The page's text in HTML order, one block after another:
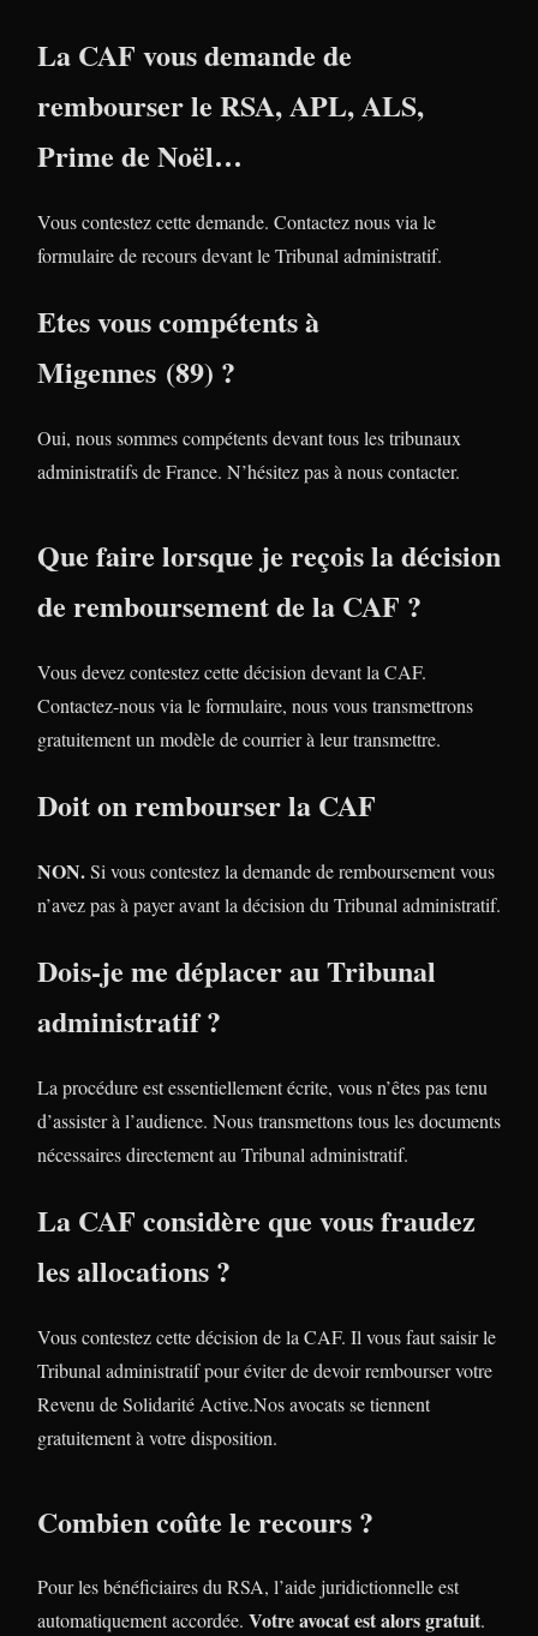
La CAF vous demande de
rembourser le RSA, APL, ALS,
Prime de Noël…
Vous contestez cette demande. Contactez nous via le
formulaire de recours devant le Tribunal administratif.
Etes vous compétents à
Migennes (89) ?
Oui, nous sommes compétents devant tous les tribunaux
administratifs de France. N’hésitez pas à nous contacter.
Que faire lorsque je reçois la décision
de remboursement de la CAF ?
Vous devez contestez cette décision devant la CAF.
Contactez-nous via le formulaire, nous vous transmettrons
gratuitement un modèle de courrier à leur transmettre.
Doit on rembourser la CAF
NON.Si vous contestez la demande de remboursement vous
n’avez pas à payer avant la décision du Tribunal administratif.
Dois-je me déplacer au Tribunal
administratif ?
La procédure est essentiellement écrite, vous n’êtes pas tenu
d’assister à l’audience. Nous transmettons tous les documents
nécessaires directement au Tribunal administratif.
La CAF considère que vous fraudez
les allocations ?
Vous contestez cette décision de la CAF. Il vous faut saisir le
Tribunal administratif pour éviter de devoir rembourser votre
Revenu de Solidarité Active.Nos avocats se tiennent
gratuitement à votre disposition.
Combien coûte le recours ?
Pour les bénéficiaires du RSA, l’aide juridictionnelle est
automatiquement accordée. Votre avocat est alors gratuit.